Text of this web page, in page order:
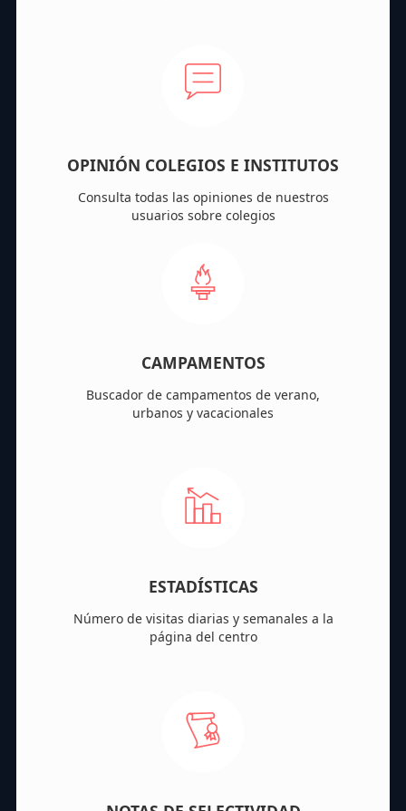
OPINIÓN COLEGIOS E INSTITUTOS
Consulta todas las opiniones de nuestros
usuarios sobre colegios
CAMPAMENTOS
Buscador de campamentos de verano,
urbanos y vacacionales
ESTADÍSTICAS
Número de visitas diarias y semanales a la
página del centro